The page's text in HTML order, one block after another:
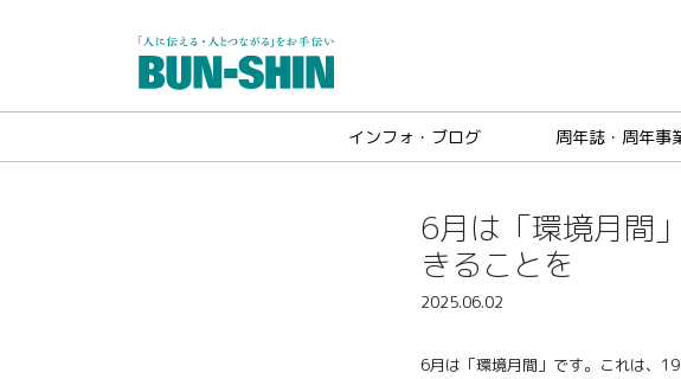
インフォ・ブログ 周年誌・周年事
6月は「環境月間
きることを
2025.06.02
6月は「環境月間」です。これは、